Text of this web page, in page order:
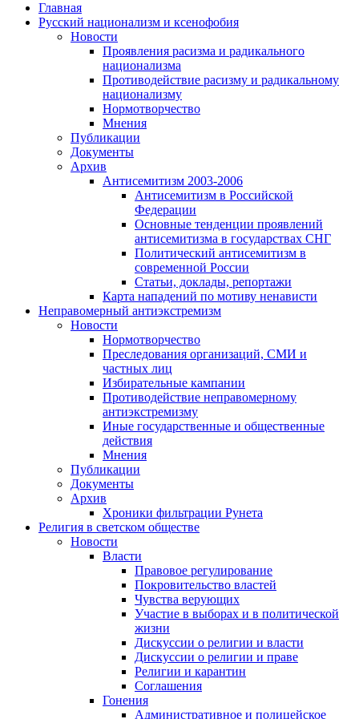
Главная
Русский национализм и ксенофобия
Новости
Проявления расизма и радикального
национализма
Противодействие расизму и радикальному
национализму
Нормотворчество
Мнения
Публикации
Документы
Архив
Антисемитизм 2003-2006
Антисемитизм в Российской
Федерации
Основные тенденции проявлений
антисемитизма в государствах СНГ
Политический антисемитизм в
современной России
Статьи, доклады, репортажи
Карта нападений по мотиву ненависти
Неправомерный антиэкстремизм
Новости
Нормотворчество
Преследования организаций, СМИ и
частных лиц
Избирательные кампании
Противодействие неправомерному
антиэкстремизму
Иные государственные и общественные
действия
Мнения
Публикации
Документы
Архив
Хроники фильтрации Рунета
Религия в светском обществе
Новости
Власти
Правовое регулирование
Покровительство властей
Чувства верующих
Участие в выборах и в политической
жизни
Дискуссии о религии и власти
Дискуссии о религии и праве
Религии и карантин
Соглашения
Гонения
Административное и полицейское